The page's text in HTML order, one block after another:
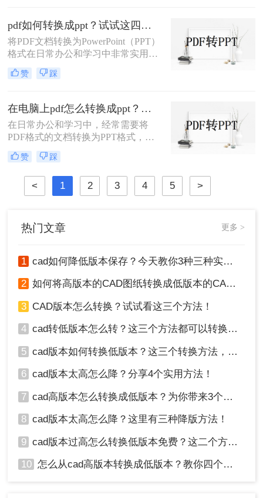
式，以便在演示文稿中使用或进行进
一步编辑。那么如何将pdf转换ppt
呢？本文将详细介绍几种将PDF转换
为PPT的方法，帮助您高效地完成这
一任务。
pdf如何转换成ppt？试试这四种常用方法！
将PDF文档转换为PowerPoint（PPT）
格式在日常办公和学习中非常实用，
特别是在需要对内容进行编辑或演示
时。那么pdf如何转换成ppt呢？本文
赞 踩
在电脑上pdf怎么转换成ppt？三招助你速转文档格式！
在日常办公和学习中，经常需要将
PDF格式的文档转换为PPT格式，以
便进行演示和讲解。那么在电脑上pdf
怎么转换成ppt呢？本文将介绍三种将
PDF转换成PPT的高效方法。
赞 踩
< 1 2 3 4 5 >
热门文章 更多 >
1 cad如何降低版本保存？今天教你3种三种实用方法对比！
2 如何将高版本的CAD图纸转换成低版本的CAD图纸？3种实用方法对比！
3 CAD版本怎么转换？试试看这三个方法！
4 cad转低版本怎么转？这三个方法都可以转换版本！
5 cad版本如何转换低版本？这三个转换方法，你一定要学会！
6 cad版本太高怎么降？分享4个实用方法！
7 cad高版本怎么转换成低版本？为你带来3个好用的方法！
8 cad版本太高怎么降？这里有三种降版方法！
9 cad版本过高怎么转换低版本免费？这二个方法了解一下！
10 怎么从cad高版本转换成低版本？教你四个小妙招轻松搞定！